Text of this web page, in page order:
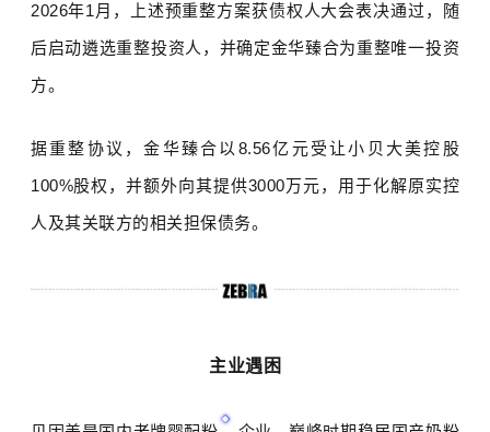
2026年1 月，上述预重整方案获债权人大会表决通过，随
后启动遴选重整投资人，并确定金华臻合为重整唯一投资
方。
据重整协议，金华臻合以 8.56亿元受让小贝大美控股
100%股权，并额外向其提供3000万元，用于化解原实控
人及其关联方的相关担保债务。
主业遇困